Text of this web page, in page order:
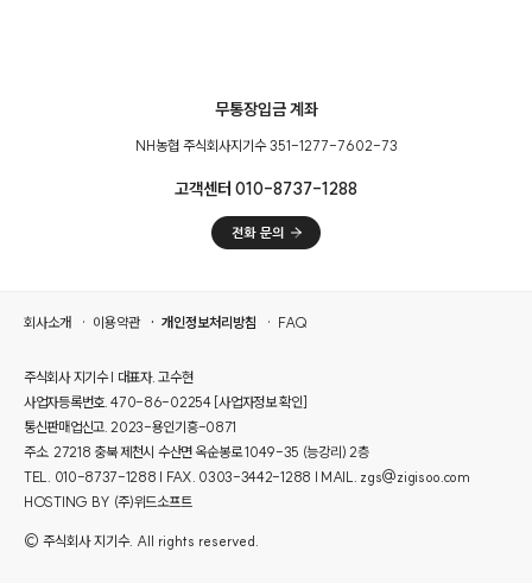
무통장입금 계좌
NH농협 주식회사지기수 351-1277-7602-73
고객센터 010-8737-1288
회사소개 이용약관 개인정보처리방침 FAQ
주식회사 지기수 | 대표자. 고수현
사업자등록번호. 470-86-02254 [사업자정보 확인]
통신판매업신고. 2023-용인기흥-0871
주소. 27218 충북 제천시 수산면 옥순봉로 1049-35 (능강리) 2층
TEL. 010-8737-1288 | FAX. 0303-3442-1288 | MAIL. zgs@zigisoo.com
HOSTING BY (주)위드소프트
© 주식회사 지기수. All rights reserved.